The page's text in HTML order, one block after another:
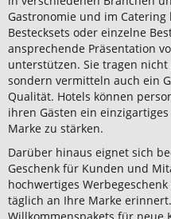
Gastronomie und im
Bestecksets oder einzelne
ansprechende Präsentation
unterstützen. Sie tragen
sondern vermitteln auch ein
Qualität. Hotels können
ihren Gästen ein
Marke zu stärken.
Darüber hinaus eignet sich
Geschenk für Kunden und
hochwertiges
täglich an Ihre Marke